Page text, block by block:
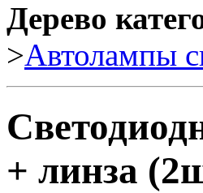
Дерево
>Автолампы
+ линза